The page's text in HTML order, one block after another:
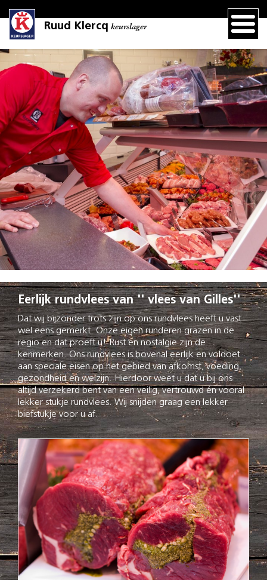
Ruud Klercq keurslager
Eerlijk rundvlees van '' vlees van Gilles''
Dat wij bijzonder trots zijn op ons rundvlees heeft u vast
wel eens gemerkt. Onze eigen runderen grazen in de
regio en dat proeft u! Rust en nostalgie zijn de
kenmerken. Ons rundvlees is bovenal eerlijk en voldoet
aan speciale eisen op het gebied van afkomst, voeding,
gezondheid en welzijn. Hierdoor weet u dat u bij ons
altijd verzekerd bent van een veilig, vertrouwd én vooral
lekker stukje rundvlees. Wij snijden graag een lekker
biefstukje voor u af.